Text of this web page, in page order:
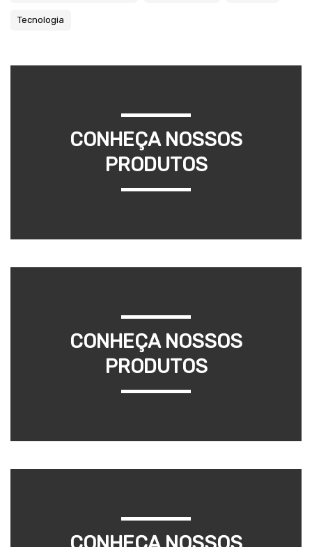
Tecnologia
CONHEÇA NOSSOS
PRODUTOS
CONHEÇA NOSSOS
PRODUTOS